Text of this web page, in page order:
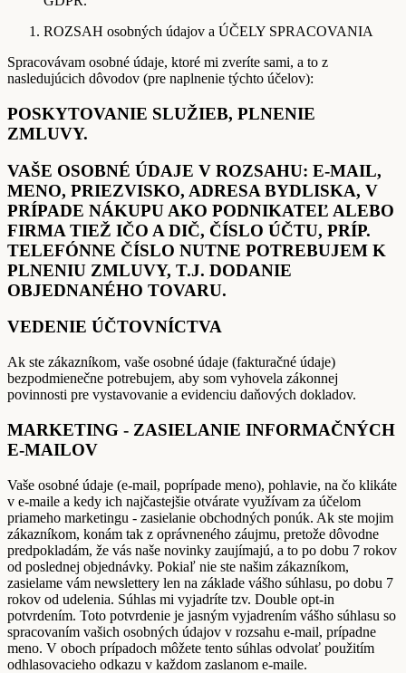
ROZSAH osobných údajov a ÚČELY SPRACOVANIA
Spracovávam osobné údaje, ktoré mi zveríte sami, a to z
nasledujúcich dôvodov (pre naplnenie týchto účelov):
POSKYTOVANIE SLUŽIEB, PLNENIE
ZMLUVY.
VAŠE OSOBNÉ ÚDAJE V ROZSAHU: E-MAIL,
MENO, PRIEZVISKO, ADRESA BYDLISKA, V
PRÍPADE NÁKUPU AKO PODNIKATEĽ ALEBO
FIRMA TIEŽ IČO A DIČ, ČÍSLO ÚČTU, PRÍP.
TELEFÓNNE ČÍSLO NUTNE POTREBUJEM K
PLNENIU ZMLUVY, T.J. DODANIE
OBJEDNANÉHO TOVARU.
VEDENIE ÚČTOVNÍCTVA
Ak ste zákazníkom, vaše osobné údaje (fakturačné údaje)
bezpodmienečne potrebujem, aby som vyhovela zákonnej
povinnosti pre vystavovanie a evidenciu daňových dokladov.
MARKETING - ZASIELANIE INFORMAČNÝCH
E-MAILOV
Vaše osobné údaje (e-mail, poprípade meno), pohlavie, na čo klikáte
v e-maile a kedy ich najčastejšie otvárate využívam za účelom
priameho marketingu - zasielanie obchodných ponúk. Ak ste mojim
zákazníkom, konám tak z oprávneného záujmu, pretože dôvodne
predpokladám, že vás naše novinky zaujímajú, a to po dobu 7 rokov
od poslednej objednávky. Pokiaľ nie ste našim zákazníkom,
zasielame vám newslettery len na základe vášho súhlasu, po dobu 7
rokov od udelenia. Súhlas mi vyjadríte tzv. Double opt-in
potvrdením. Toto potvrdenie je jasným vyjadrením vášho súhlasu so
spracovaním vašich osobných údajov v rozsahu e-mail, prípadne
meno. V oboch prípadoch môžete tento súhlas odvolať použitím
odhlasovacieho odkazu v každom zaslanom e-maile.